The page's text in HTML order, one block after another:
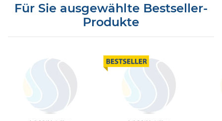
Für Sie ausgewählte Bestseller-
Produkte